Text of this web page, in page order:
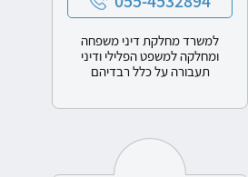
למשרד מחלקת דיני משפחה
ומחלקה למשפט הפלילי ודיני
תעבורה על כלל רבדיהם